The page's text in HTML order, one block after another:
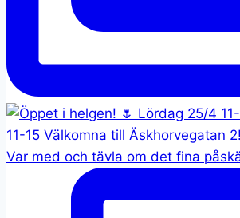
Var med och tävla om det fina